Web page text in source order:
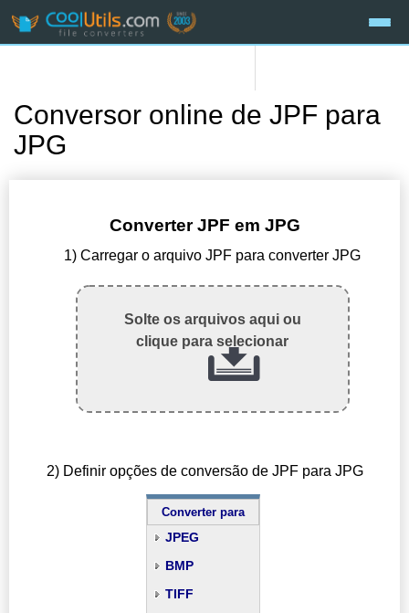
Conversor online de JPF para
JPG
Converter JPF em JPG
1) Carregar o arquivo JPF para converter JPG
Solte os arquivos aqui ou
clique para selecionar
2) Definir opções de conversão de JPF para JPG
Converter para
JPEG
BMP
TIFF